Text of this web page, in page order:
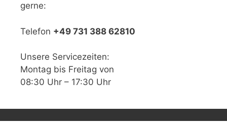
gerne:
Telefon +49 731 388 62810
Unsere Servicezeiten:
Montag bis Freitag von
08:30 Uhr – 17:30 Uhr